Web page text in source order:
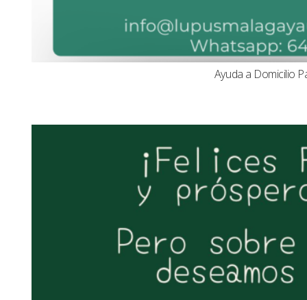
Ayuda a Domicilio